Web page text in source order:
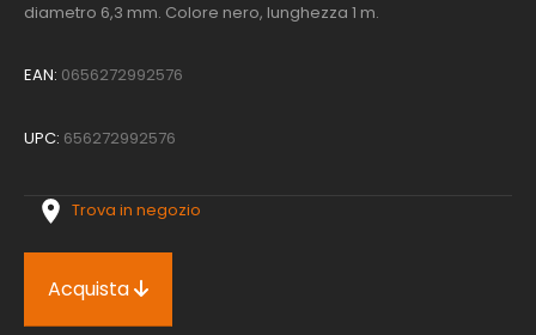
diametro 6,3 mm. Colore nero, lunghezza 1 m.
EAN: 0656272992576
UPC: 656272992576
Trova in negozio
Acquista